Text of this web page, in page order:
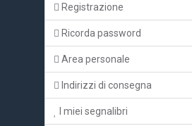
Registrazione
Ricorda password
Area personale
Indirizzi di consegna
I miei segnalibri